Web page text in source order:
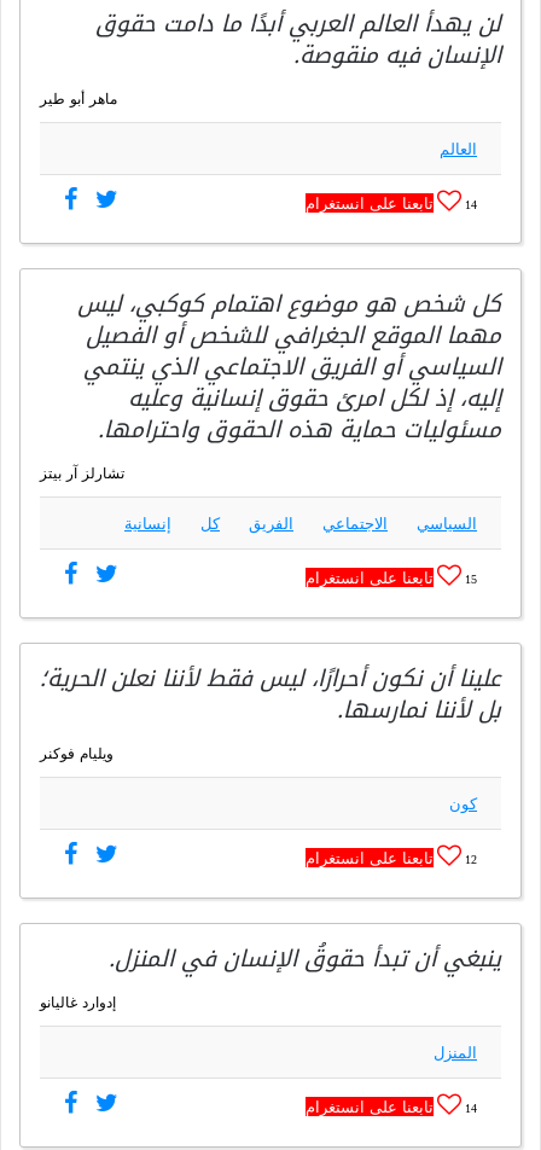
لن يهدأ العالم العربي أبدًا ما دامت حقوق
الإنسان فيه منقوصة.
ماهر أبو طير
العالم
14 تابعنا على انستغرام
كل شخص هو موضوع اهتمام كوكبي، ليس
مهما الموقع الجغرافي للشخص أو الفصيل
السياسي أو الفريق الاجتماعي الذي ينتمي
إليه، إذ لكل امرئ حقوق إنسانية وعليه
مسئوليات حماية هذه الحقوق واحترامها.
تشارلز آر بيتز
السياسي الاجتماعي الفريق كل إنسانية
15 تابعنا على انستغرام
علينا أن نكون أحرارًا، ليس فقط لأننا نعلن الحرية؛
بل لأننا نمارسها.
ويليام فوكنر
كون
12 تابعنا على انستغرام
ينبغي أن تبدأ حقوقُ الإنسان في المنزل.
إدوارد غاليانو
المنزل
14 تابعنا على انستغرام